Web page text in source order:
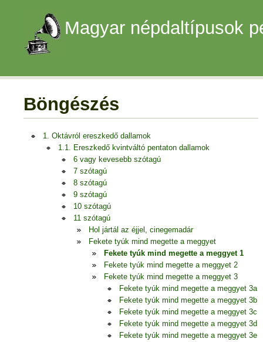
Magyar népdaltípusok
Böngészés
1. Oktávról ereszkedő dallamok
1.1. Ereszkedő kvintváltó pentaton dallamok
6 vagy kevesebb szótagú
7 szótagú
8 szótagú
9 szótagú
10 szótagú
11 szótagú
Hol jártál az éjjel, cinegemadár
Fekete tyúk mind megette a meggyet
Fekete tyúk mind megette a meggyet 1
Fekete tyúk mind megette a meggyet 2
Fekete tyúk mind megette a meggyet 3
Fekete tyúk mind megette a meggyet 3a
Fekete tyúk mind megette a meggyet 3b
Fekete tyúk mind megette a meggyet 3c
Fekete tyúk mind megette a meggyet 3d
Fekete tyúk mind megette a meggyet 3e